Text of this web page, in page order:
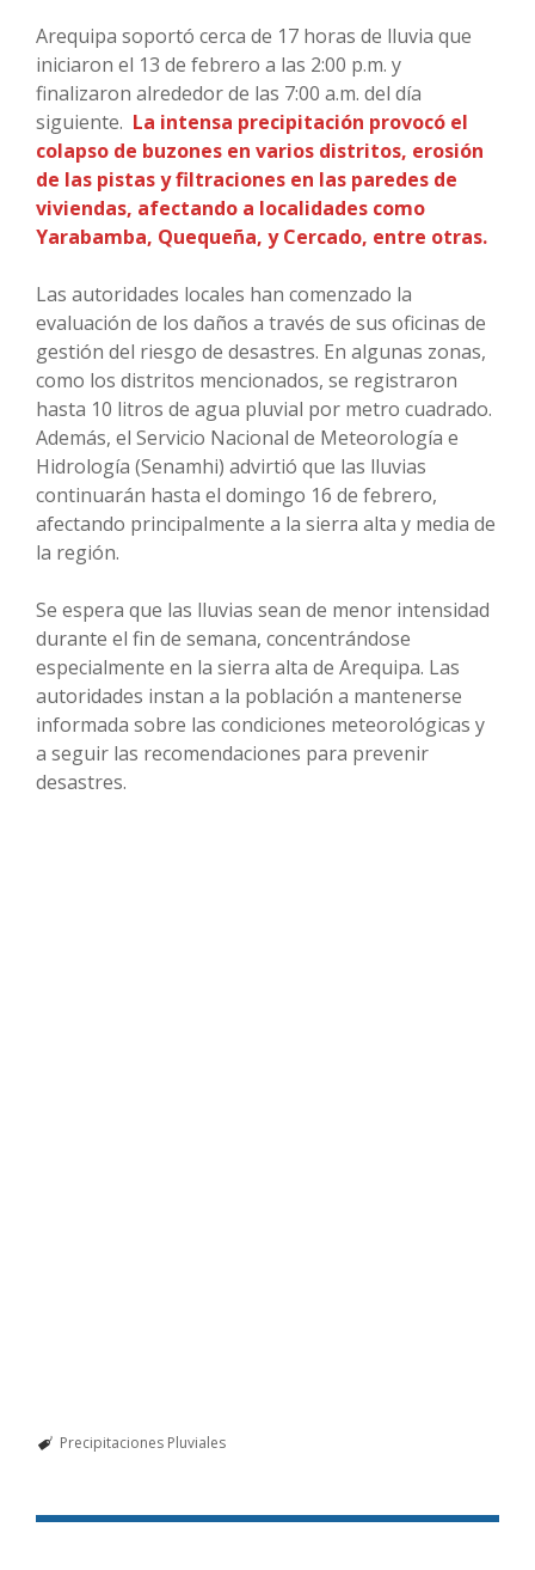
Arequipa soportó cerca de 17 horas de lluvia que
iniciaron el 13 de febrero a las 2:00 p.m. y
finalizaron alrededor de las 7:00 a.m. del día
siguiente. La intensa precipitación provocó el
colapso de buzones en varios distritos, erosión
de las pistas y filtraciones en las paredes de
viviendas, afectando a localidades como
Yarabamba, Quequeña, y Cercado, entre otras.
Las autoridades locales han comenzado la
evaluación de los daños a través de sus oficinas de
gestión del riesgo de desastres. En algunas zonas,
como los distritos mencionados, se registraron
hasta 10 litros de agua pluvial por metro cuadrado.
Además, el Servicio Nacional de Meteorología e
Hidrología (Senamhi) advirtió que las lluvias
continuarán hasta el domingo 16 de febrero,
afectando principalmente a la sierra alta y media de
la región.
Se espera que las lluvias sean de menor intensidad
durante el fin de semana, concentrándose
especialmente en la sierra alta de Arequipa. Las
autoridades instan a la población a mantenerse
informada sobre las condiciones meteorológicas y
a seguir las recomendaciones para prevenir
desastres.
Precipitaciones Pluviales